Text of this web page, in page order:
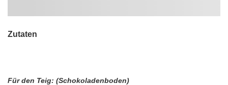
Zutaten
Für den Teig: (Schokoladenboden)